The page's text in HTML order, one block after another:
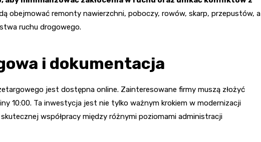
obejmować remonty nawierzchni, poboczy, rowów, skarp, przepustów, a
ruchu drogowego.
i dokumentacja
jest dostępna online. Zainteresowane firmy muszą złożyć
10:00. Ta inwestycja jest nie tylko ważnym krokiem w modernizacji
współpracy między różnymi poziomami administracji